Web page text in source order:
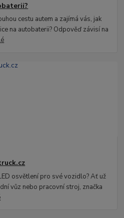
cestu autem a zajímá vás, jak
na autobaterii? Odpověď závisí na
osvětlení pro své vozidlo? Ať už
vůz nebo pracovní stroj, značka